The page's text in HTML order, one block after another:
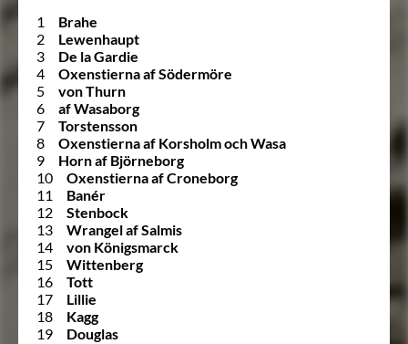
1
Brahe
2
Lewenhaupt
3
De la Gardie
4
Oxenstierna af Södermöre
5
von Thurn
6
af Wasaborg
7
Torstensson
8
Oxenstierna af Korsholm och Wasa
9
Horn af Björneborg
10
Oxenstierna af Croneborg
11
Banér
12
Stenbock
13
Wrangel af Salmis
14
von Königsmarck
15
Wittenberg
16
Tott
17
Lillie
18
Kagg
19
Douglas